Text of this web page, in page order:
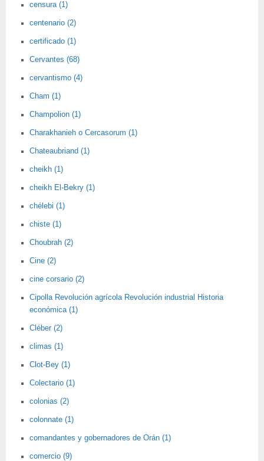
censura (1)
centenario (2)
certificado (1)
Cervantes (68)
cervantismo (4)
Cham (1)
Champolion (1)
Charakhanieh o Cercasorum (1)
Chateaubriand (1)
cheikh (1)
cheikh El-Bekry (1)
chélebi (1)
chiste (1)
Choubrah (2)
Cine (2)
cine corsario (2)
Cipolla Revolución agrícola Revolución industrial Historia
económica (1)
Cléber (2)
climas (1)
Clot-Bey (1)
Colectario (1)
colonias (2)
colonnate (1)
comandantes y gobernadores de Orán (1)
comercio (9)